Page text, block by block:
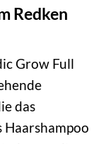
Redken
Grow Full
das
Haarshampoo